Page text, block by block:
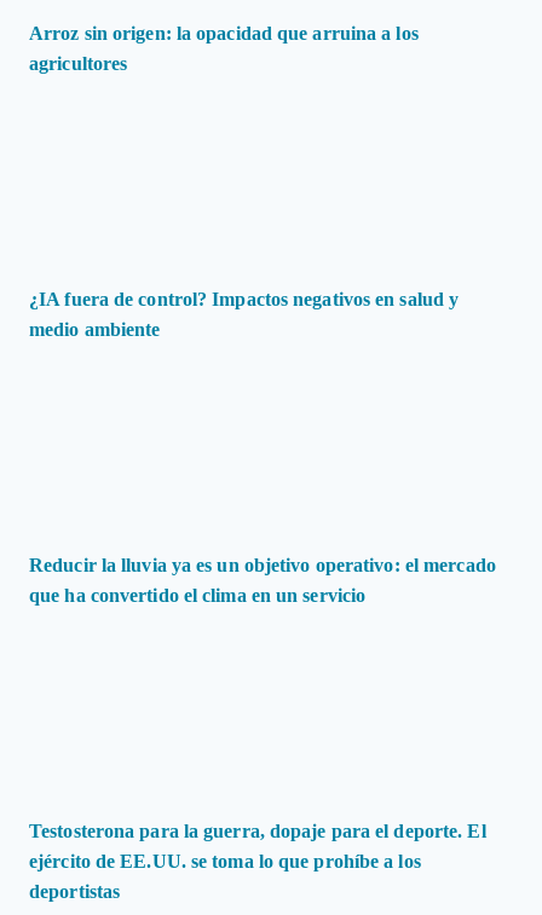
Arroz sin origen: la opacidad que arruina a los
agricultores
¿IA fuera de control? Impactos negativos en salud y
medio ambiente
Reducir la lluvia ya es un objetivo operativo: el mercado
que ha convertido el clima en un servicio
Testosterona para la guerra, dopaje para el deporte. El
ejército de EE.UU. se toma lo que prohíbe a los
deportistas